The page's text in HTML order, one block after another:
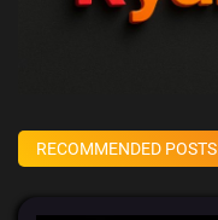
RECOMMENDED POSTS